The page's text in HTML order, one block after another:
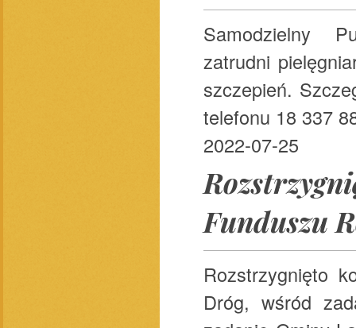
Samodzielny
zatrudni
szczepień.
telefonu 18 337
2022-07-25
Funduszu
Rozstrzygnięto
Dróg, wśród